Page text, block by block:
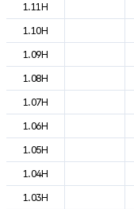
1.11H
1.10H
1.09H
1.08H
1.07H
1.06H
1.05H
1.04H
1.03H